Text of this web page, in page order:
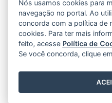
Nós usamos cookies para
navegação no portal. Ao
concorda com a política de
cookies. Para ter mais
feito, acesse Política de
Se você concorda, clique